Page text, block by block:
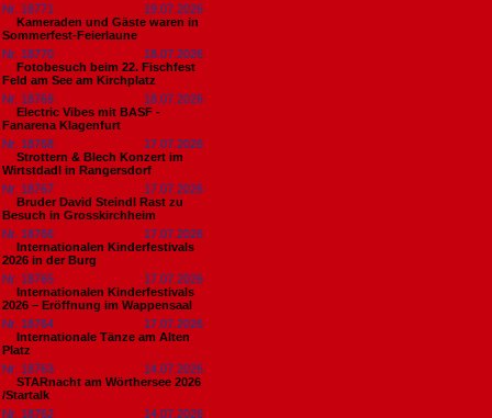
Nr. 18771
19.07.2026
Kameraden und Gäste waren in
Sommerfest-Feierlaune
Nr. 18770
18.07.2026
Fotobesuch beim 22. Fischfest
Feld am See am Kirchplatz
Nr. 18769
18.07.2026
Electric Vibes mit BASF -
Fanarena Klagenfurt
Nr. 18768
17.07.2026
Strottern & Blech Konzert im
Wirtstdadl in Rangersdorf
Nr. 18767
17.07.2026
Bruder David Steindl Rast zu
Besuch in Grosskirchheim
Nr. 18766
17.07.2026
Internationalen Kinderfestivals
2026 in der Burg
Nr. 18765
17.07.2026
Internationalen Kinderfestivals
2026 – Eröffnung im Wappensaal
Nr. 18764
17.07.2026
Internationale Tänze am Alten
Platz
Nr. 18763
14.07.2026
STARnacht am Wörthersee 2026
/Startalk
Nr. 18762
14.07.2026